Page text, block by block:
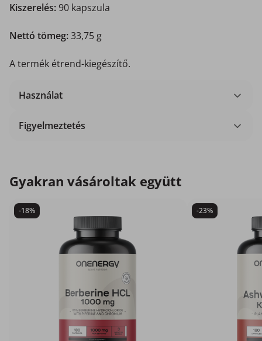
Kiszerelés:90 kapszula
Nettó tömeg:33,75 g
A termék étrend-kiegészítő.
Használat
Figyelmeztetés
Gyakran vásároltak együtt
-18% -23%